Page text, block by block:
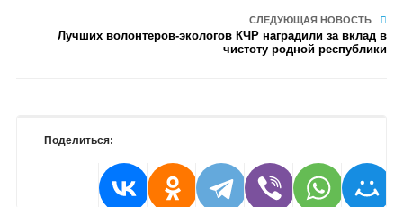
СЛЕДУЮЩАЯ НОВОСТЬ
Лучших волонтеров-экологов КЧР наградили за вклад в
чистоту родной республики
Поделиться: